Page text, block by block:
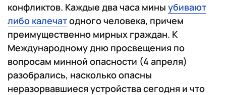
конфликтов. Каждые два часа мины убивают
либо калечатодного человека, причем
преимущественно мирных граждан. К
Международному дню просвещения по
вопросам минной опасности (4 апреля)
разобрались, насколько опасны
неразорвавшиеся устройства сегодня и что